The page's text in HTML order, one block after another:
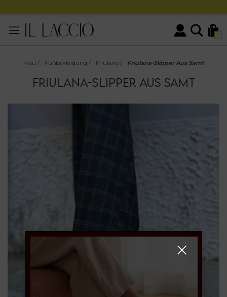
0
Frau / Fußbekleidung / Friulane/ Friulana-Slipper Aus Samt
FRIULANA-SLIPPER AUS SAMT